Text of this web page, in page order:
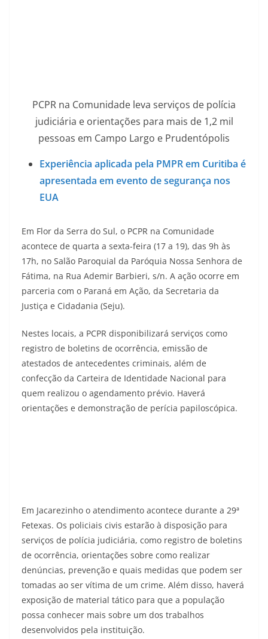
PCPR na Comunidade leva serviços de polícia
judiciária e orientações para mais de 1,2 mil
pessoas em Campo Largo e Prudentópolis
Experiência aplicada pela PMPR em Curitiba é
apresentada em evento de segurança nos
EUA
Em Flor da Serra do Sul, o PCPR na Comunidade
acontece de quarta a sexta-feira (17 a 19), das 9h às
17h, no Salão Paroquial da Paróquia Nossa Senhora de
Fátima, na Rua Ademir Barbieri, s/n. A ação ocorre em
parceria com o Paraná em Ação, da Secretaria da
Justiça e Cidadania (Seju).
Nestes locais, a PCPR disponibilizará serviços como
registro de boletins de ocorrência, emissão de
atestados de antecedentes criminais, além de
confecção da Carteira de Identidade Nacional para
quem realizou o agendamento prévio. Haverá
orientações e demonstração de perícia papiloscópica.
Em Jacarezinho o atendimento acontece durante a 29ª
Fetexas. Os policiais civis estarão à disposição para
serviços de polícia judiciária, como registro de boletins
de ocorrência, orientações sobre como realizar
denúncias, prevenção e quais medidas que podem ser
tomadas ao ser vítima de um crime. Além disso, haverá
exposição de material tático para que a população
possa conhecer mais sobre um dos trabalhos
desenvolvidos pela instituição.